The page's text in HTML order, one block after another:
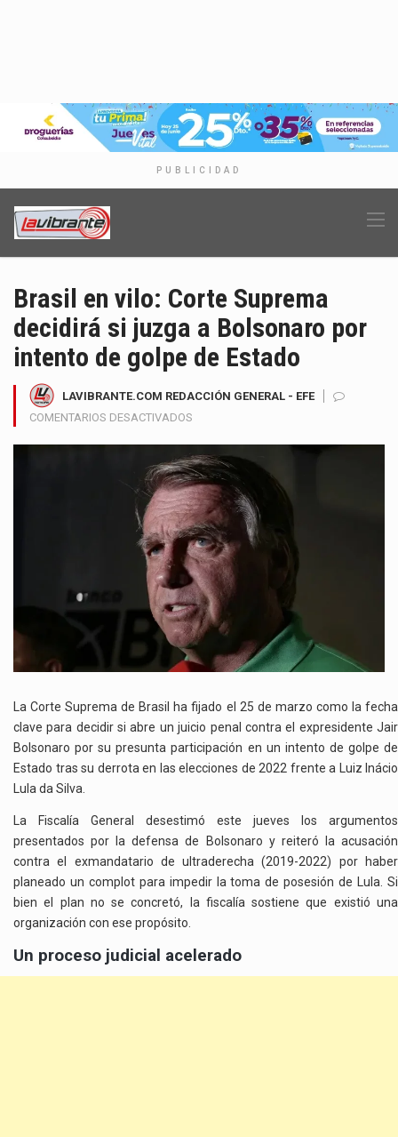
PUBLICIDAD
Brasil en vilo: Corte Suprema
decidirá si juzga a Bolsonaro por
intento de golpe de Estado
LAVIBRANTE.COM REDACCIÓN GENERAL - EFE
COMENTARIOS DESACTIVADOS
EN
VILO:
CORTE
SUPREMA
DECIDIRÁ
SI
JUZGA
A
BOLSONARO
POR
INTENTO
DE
ESTADO
La Corte Suprema de Brasil ha fijado el 25 de marzo como la fecha
clave para decidir si abre un juicio penal contra el expresidente Jair
Bolsonaro por su presunta participación en un intento de golpe de
Estado tras su derrota en las elecciones de 2022 frente a Luiz Inácio
Lula da Silva.
La Fiscalía General desestimó este jueves los argumentos
presentados por la defensa de Bolsonaro y reiteró la acusación
contra el exmandatario de ultraderecha (2019-2022) por haber
planeado un complot para impedir la toma de posesión de Lula. Si
bien el plan no se concretó, la fiscalía sostiene que existió una
organización con ese propósito.
Un proceso judicial acelerado